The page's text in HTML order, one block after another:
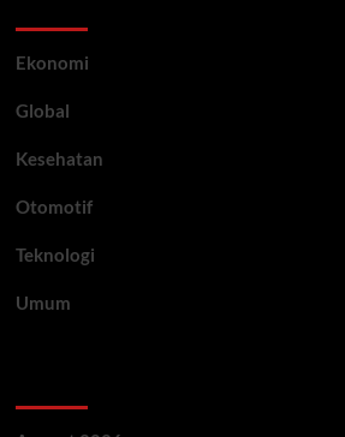
Ekonomi
Global
Kesehatan
Otomotif
Teknologi
Umum